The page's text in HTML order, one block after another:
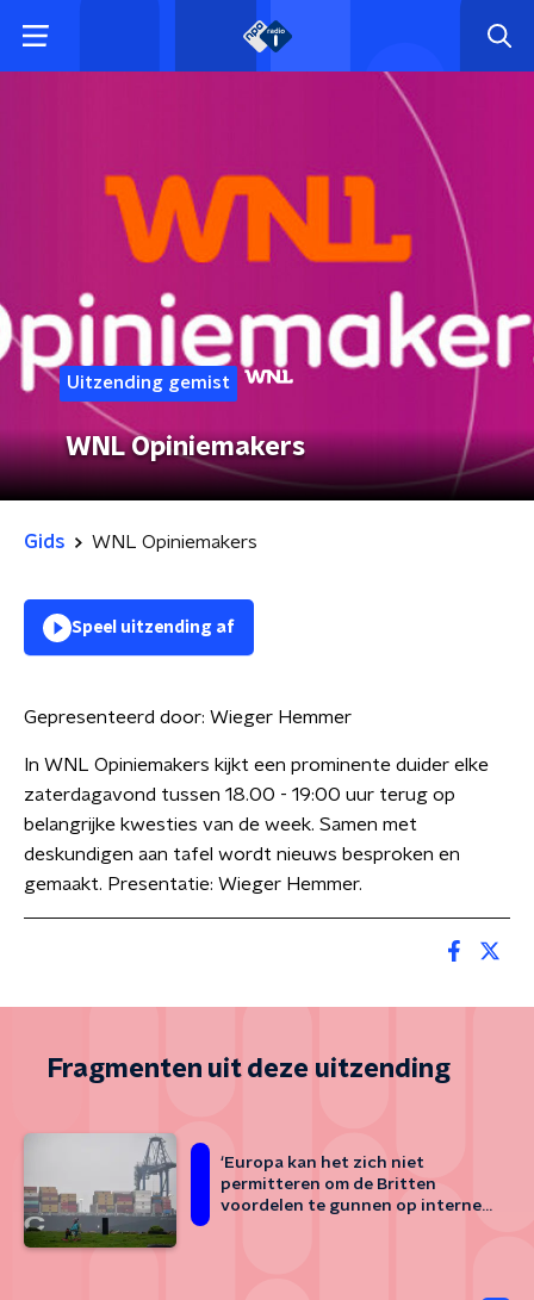
Uitzending gemist
WNL Opiniemakers
Gids WNL Opiniemakers
Speel uitzending af
Gepresenteerd door: Wieger Hemmer
In WNL Opiniemakers kijkt een prominente duider elke
zaterdagavond tussen 18.00 - 19:00 uur terug op
belangrijke kwesties van de week. Samen met
deskundigen aan tafel wordt nieuws besproken en
gemaakt. Presentatie: Wieger Hemmer.
Fragmenten uit deze uitzending
‘Europa kan het zich niet
permitteren om de Britten
voordelen te gunnen op interne